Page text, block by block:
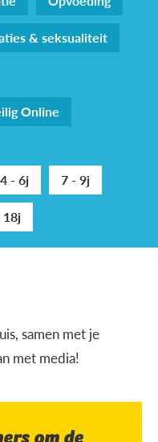
& seksualiteit
Online
4 - 6j
7 - 9j
18j
samen met je
met media!
om de